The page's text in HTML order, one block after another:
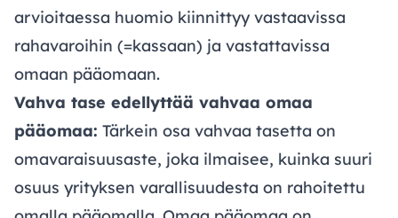
arvioitaessa huomio kiinnittyy vastaavissa
rahavaroihin (=kassaan) ja vastattavissa
omaan pääomaan.
Vahva tase edellyttää vahvaa omaa
pääomaa: Tärkein osa vahvaa tasetta on
omavaraisuusaste, joka ilmaisee, kuinka suuri
osuus yrityksen varallisuudesta on rahoitettu